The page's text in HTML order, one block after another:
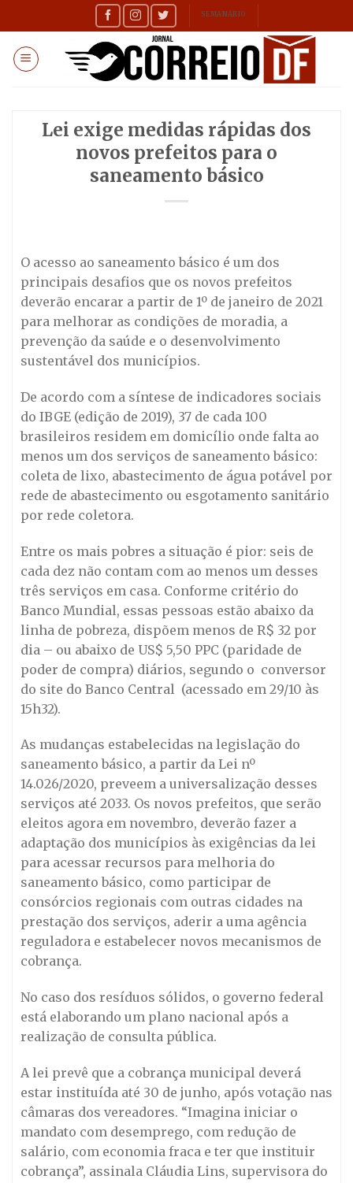
to
content
SEMANÁRIO
Lei exige medidas rápidas dos
novos prefeitos para o
saneamento básico
O acesso ao saneamento básico é um dos
principais desafios que os novos prefeitos
deverão encarar a partir de 1º de janeiro de 2021
para melhorar as condições de moradia, a
prevenção da saúde e o desenvolvimento
sustentável dos municípios.
De acordo com a síntese de indicadores sociais
do IBGE (edição de 2019), 37 de cada 100
brasileiros residem em domicílio onde falta ao
menos um dos serviços de saneamento básico:
coleta de lixo, abastecimento de água potável por
rede de abastecimento ou esgotamento sanitário
por rede coletora.
Entre os mais pobres a situação é pior: seis de
cada dez não contam com ao menos um desses
três serviços em casa. Conforme critério do
Banco Mundial, essas pessoas estão abaixo da
linha de pobreza, dispõem menos de R$ 32 por
dia – ou abaixo de US$ 5,50 PPC (paridade de
poder de compra) diários, segundo o conversor
do site do Banco Central (acessado em 29/10 às
15h32).
As mudanças estabelecidas na legislação do
saneamento básico, a partir da Lei nº
14.026/2020, preveem a universalização desses
serviços até 2033. Os novos prefeitos, que serão
eleitos agora em novembro, deverão fazer a
adaptação dos municípios às exigências da lei
para acessar recursos para melhoria do
saneamento básico, como participar de
consórcios regionais com outras cidades na
prestação dos serviços, aderir a uma agência
reguladora e estabelecer novos mecanismos de
cobrança.
No caso dos resíduos sólidos, o governo federal
está elaborando um plano nacional após a
realização de consulta pública.
A lei prevê que a cobrança municipal deverá
estar instituída até 30 de junho, após votação nas
câmaras dos vereadores. “Imagina iniciar o
mandato com desemprego, com redução de
salário, com economia fraca e ter que instituir
cobrança”, assinala Cláudia Lins, supervisora do